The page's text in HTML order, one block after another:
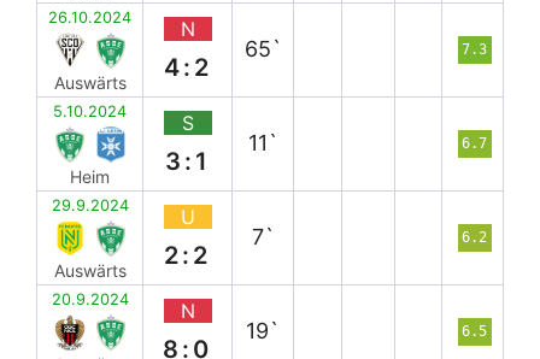
26.10.2024
Auswärts
N
4:2
65` 7.3
5.10.2024
Heim
S
3:1
11` 6.7
29.9.2024
Auswärts
U
2:2
7` 6.2
20.9.2024 N
8:0
19` 6.5